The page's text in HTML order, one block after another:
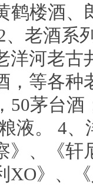
鹤楼酒
老酒系
洋河老古
，等各种
50茅台
液。 4
》、《轩
XO》、